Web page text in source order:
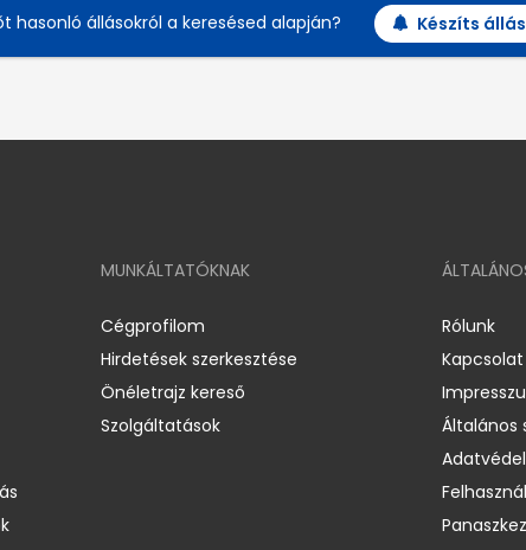
hasonló állásokról a keresésed alapján? Készíts
MUNKÁLTATÓKNAK
Cégprofilom
Hirdetések szerkesztése
Önéletrajz kereső
Szolgáltatások
Rólunk
Kapcsolat
Általános